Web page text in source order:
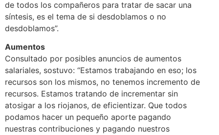
de todos los compañeros para tratar de sacar una
síntesis, es el tema de si desdoblamos o no
desdoblamos”.
Aumentos
Consultado por posibles anuncios de aumentos
salariales, sostuvo: “Estamos trabajando en eso; los
recursos son los mismos, no tenemos incremento de
recursos. Estamos tratando de incrementar sin
atosigar a los riojanos, de eficientizar. Que todos
podamos hacer un pequeño aporte pagando
nuestras contribuciones y pagando nuestros